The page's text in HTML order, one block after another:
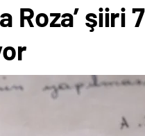
Roza’ şiiri